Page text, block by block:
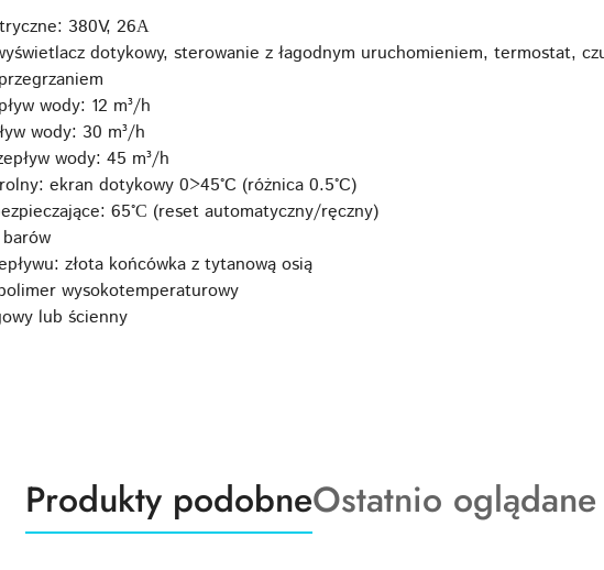
380V, 26А
dotykowy, sterowanie z łagodnym uruchomieniem, termostat,
wody: 12 m³/h
wody: 30 m³/h
wody: 45 m³/h
ekran dotykowy 0>45°C (różnica 0.5°C)
65°С (reset automatyczny/ręczny)
złota końcówka z tytanową osią
wysokotemperaturowy
lub ścienny
Produkty
o
Produkty podobneProdukty
o
Ostatnio